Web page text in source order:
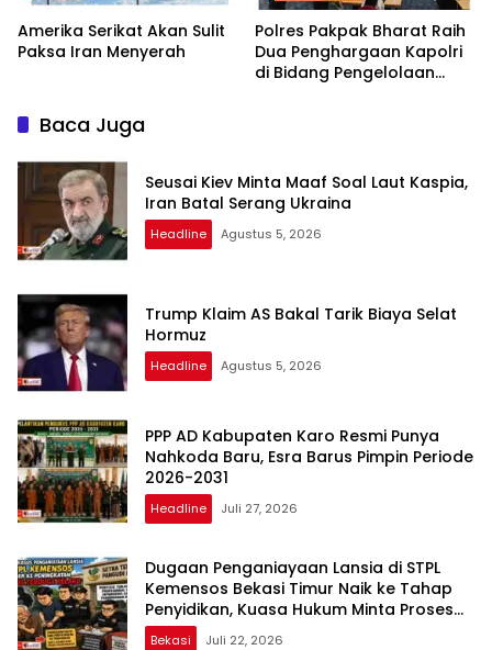
Amerika Serikat Akan Sulit
Paksa Iran Menyerah
Polres Pakpak Bharat Raih
Dua Penghargaan Kapolri
di Bidang Pengelolaan
Baca Juga
Seusai Kiev Minta Maaf Soal Laut Kaspia,
Iran Batal Serang Ukraina
Headline Agustus 5, 2026
Trump Klaim AS Bakal Tarik Biaya Selat
Hormuz
Headline Agustus 5, 2026
PPP AD Kabupaten Karo Resmi Punya
Nahkoda Baru, Esra Barus Pimpin Periode
2026-2031
Headline Juli 27, 2026
Dugaan Penganiayaan Lansia di STPL
Kemensos Bekasi Timur Naik ke Tahap
Penyidikan, Kuasa Hukum Minta Proses
Transparan dan Bebas Intervensi
Bekasi Juli 22, 2026